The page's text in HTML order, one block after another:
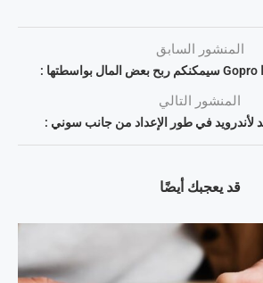
المنشور السابق
المنشور التالي
لأندرويد في طور الإعداد من جانب سوني :
قد يعجبك أيضًا